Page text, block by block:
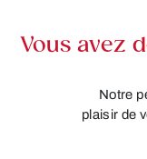
Vous avez
Notre
plaisir de